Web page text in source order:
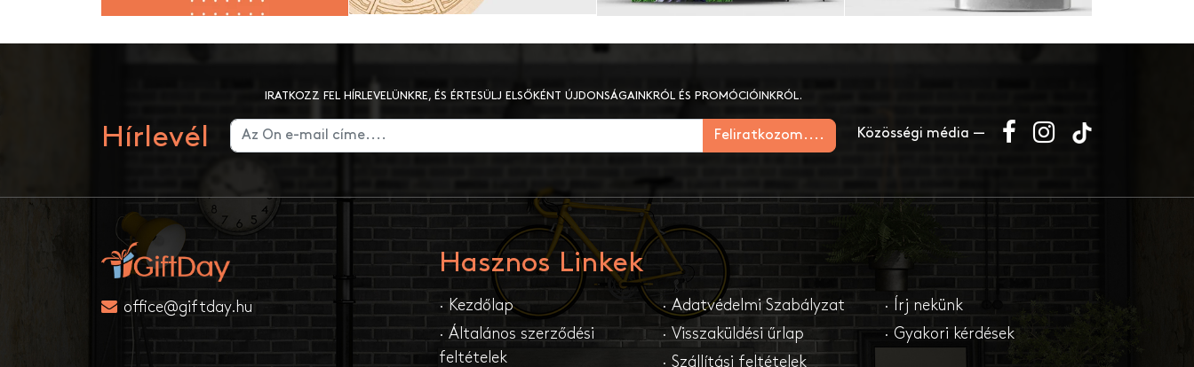
Hírlevél
IRATKOZZ FEL HÍRLEVELÜNKRE, ÉS ÉRTESÜLJ ELSŐKÉNT ÚJDONSÁGAINKRÓL ÉS PROMÓCIÓINKRÓL.
Feliratkozom.... Közösségi média —
office@giftday.hu
Hasznos Linkek
· Kezdőlap
· Általános szerződési
feltételek
· Adatvédelmi Szabályzat
· Visszaküldési űrlap
· Szállítási feltételek
· Írj nekünk
· Gyakori kérdések